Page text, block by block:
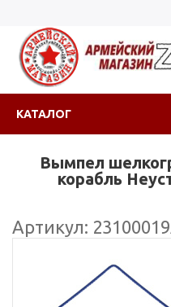
КАТАЛОГ
Вымпел
корабль
Артикул: